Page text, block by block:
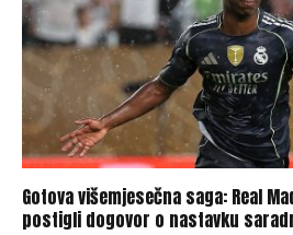
Gotova višemjesečna saga: Real
postigli dogovor o nastavku